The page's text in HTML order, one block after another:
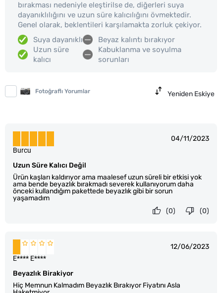
bırakması nedeniyle eleştirilse de, diğerleri suya
dayanıklılığını ve uzun süre kalıcılığını övmektedir.
Genel olarak, beklentileri karşılamakta zorluk çekiyor.
Suya dayanıklı
Uzun süre
kalıcı
Beyaz kalıntı bırakıyor
Kabuklanma ve soyulma
sorunları
Fotoğraflı Yorumlar Yeniden Eskiye
04/11/2023
Uzun Süre Kalıcı Değil
Ürün kaşları kaldırıyor ama maalesef uzun süreli bir etkisi yok
ama bende beyazlık bırakmadı severek kullanıyorum daha
önceki kullandığım pakettede beyazlık gibi bir sorun
yaşamadım
Burcu
(0)
(0)
12/06/2023
Beyazlık Birakiyor
Hiç Memnun Kalmadım Beyazlık Bırakıyor Fiyatını Asla
E**** E****